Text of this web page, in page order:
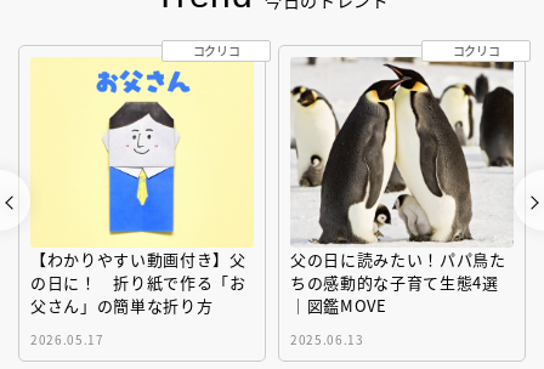
【わかりやすい動画付き】父
の日に！ 折り紙で作る「お
父さん」の簡単な折り方
2026.05.17
コクリコ
父の日に読みたい！パパ鳥た
ちの感動的な子育て生態4選
｜図鑑MOVE
2025.06.13
コクリコ